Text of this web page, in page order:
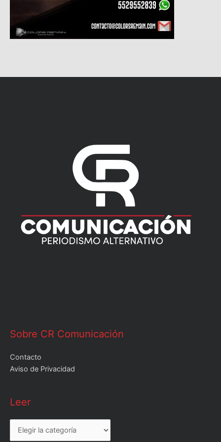
Sobre CR Comunicación
Contacto
Aviso de Privacidad
Leer
Leer